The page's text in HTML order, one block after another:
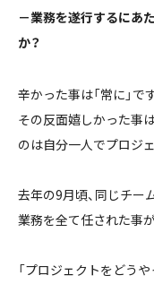
－業務を遂行するにあ
か？
辛かった事は「常に」です
その反面嬉しかった事
のは自分一人でプロジ
去年の9月頃、同じチー
業務を全て任された事
「プロジェクトをどう